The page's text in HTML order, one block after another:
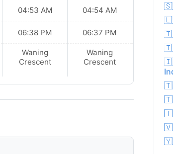
04:53 AM
06:38 PM
Waning
Crescent
04:54 AM
06:37 PM
Waning
Crescent
04:55
06:36